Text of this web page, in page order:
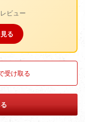
ビュー
る
受け取る